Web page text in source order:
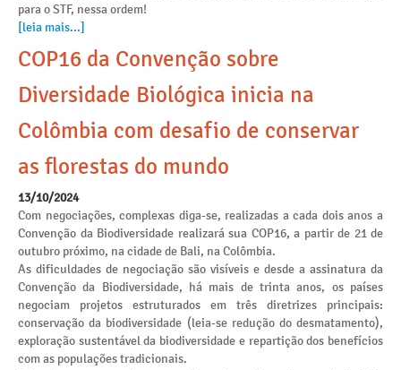
para o STF, nessa ordem!
[leia mais...]
COP16 da Convenção sobre
Diversidade Biológica inicia na
Colômbia com desafio de conservar
as florestas do mundo
13/10/2024
Com negociações, complexas diga-se, realizadas a cada dois anos a
Convenção da Biodiversidade realizará sua COP16, a partir de 21 de
outubro próximo, na cidade de Bali, na Colômbia.
As dificuldades de negociação são visíveis e desde a assinatura da
Convenção da Biodiversidade, há mais de trinta anos, os países
negociam projetos estruturados em três diretrizes principais:
conservação da biodiversidade (leia-se redução do desmatamento),
exploração sustentável da biodiversidade e repartição dos benefícios
com as populações tradicionais.